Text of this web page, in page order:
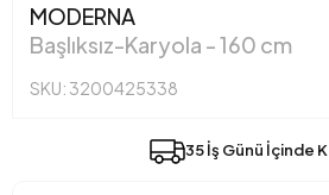
MODERNA
Başlıksız-Karyola - 160 cm
SKU: 3200425338
35 İş Günü İçinde